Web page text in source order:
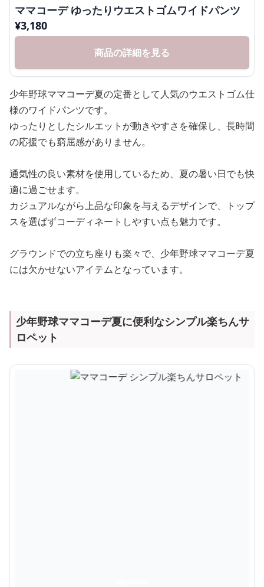
ママコーデ ゆったりウエストゴムワイドパンツ
¥3,180
商品の詳細を見る
少年野球ママコーデ夏の定番として人気のウエストゴム仕
様のワイドパンツです。
ゆったりとしたシルエットが動きやすさを確保し、長時間
の応援でも窮屈感がありません。
通気性の良い素材を使用しているため、夏の暑い日でも快
適に過ごせます。
カジュアルながら上品な印象を与えるデザインで、トップ
スを選ばずコーディネートしやすい点も魅力です。
グラウンドでの立ち座りも楽々で、少年野球ママコーデ夏
には欠かせないアイテムとなっています。
少年野球ママコーデ夏に便利なシンプル楽ちんサ
ロペット